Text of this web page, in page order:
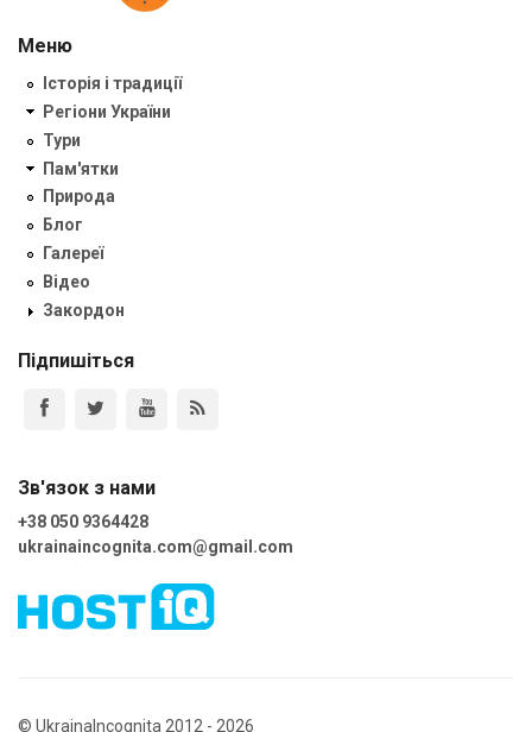
Меню
Історія і традиції
Регіони України
Тури
Пам'ятки
Природа
Блог
Галереї
Відео
Закордон
Підпишіться
Зв'язок з нами
+38 050 9364428
ukrainaincognita.com@gmail.com
© UkrainaIncognita 2012 - 2026